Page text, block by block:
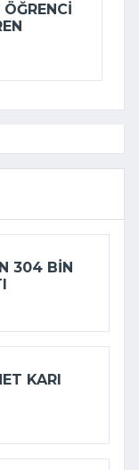
304 BIN
KARI